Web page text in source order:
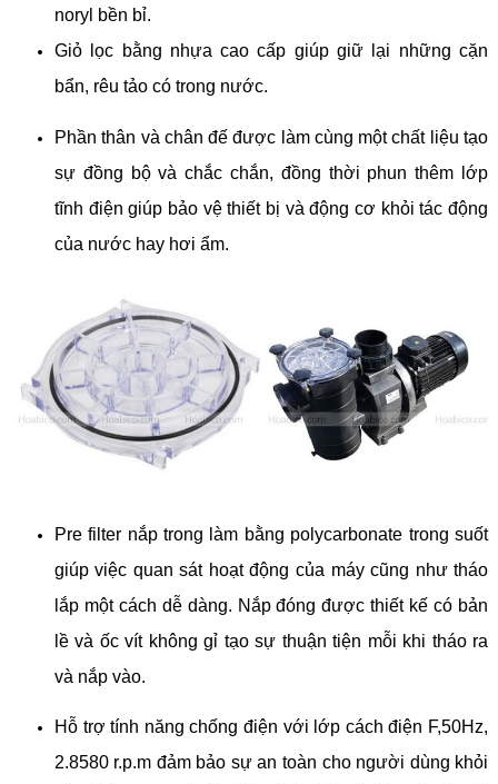
noryl bền bỉ.
Giỏ lọc bằng nhựa cao cấp giúp giữ lại những cặn
bẩn, rêu tảo có trong nước.
Phần thân và chân đế được làm cùng một chất liệu tạo
sự đồng bộ và chắc chắn, đồng thời phun thêm lớp
tĩnh điện giúp bảo vệ thiết bị và động cơ khỏi tác động
của nước hay hơi ẩm.
Pre filter nắp trong làm bằng polycarbonate trong suốt
giúp việc quan sát hoạt động của máy cũng như tháo
lắp một cách dễ dàng. Nắp đóng được thiết kế có bản
lề và ốc vít không gỉ tạo sự thuận tiện mỗi khi tháo ra
và nắp vào.
Hỗ trợ tính năng chống điện với lớp cách điện F,50Hz,
2.8580 r.p.m đảm bảo sự an toàn cho người dùng khỏi